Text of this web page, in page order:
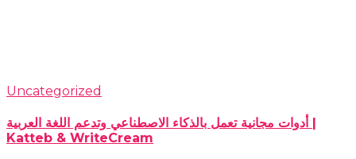
Uncategorized
أدوات مجانية تعمل بالذكاء الاصطناعي وتدعم اللغة العربية |
Katteb & WriteCream